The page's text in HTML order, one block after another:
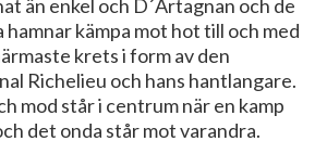
än enkel och D´Artagnan och de
kämpa mot hot till och med
krets i form av den
Richelieu och hans hantlangare.
mod står i centrum när en kamp
det onda står mot varandra.